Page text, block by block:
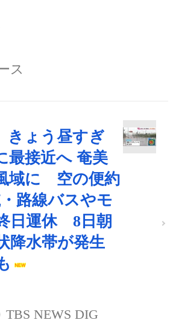
ス
きょう昼すぎ
最接近へ 奄美
域に 空の便約
路線バスやモ
日運休 8日朝
降水帯が発生
TBS NEWS DIG